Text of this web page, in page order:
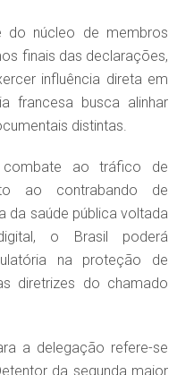
do núcleo de membros
finais das declarações,
influência direta em
francesa busca alinhar
distintas.
ao tráfico de
ao contrabando de
da saúde pública voltada
o Brasil poderá
na proteção de
diretrizes do chamado
a delegação refere-se
da segunda maior